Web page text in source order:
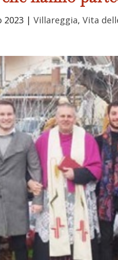
2023 |Villareggia,Vita